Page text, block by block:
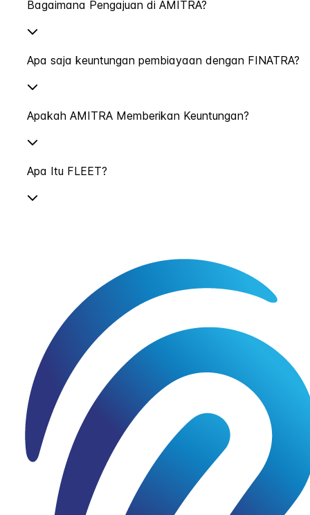
Bagaimana Pengajuan di AMITRA?
Apa saja keuntungan pembiayaan dengan FINATRA?
Apakah AMITRA Memberikan Keuntungan?
Apa Itu FLEET?